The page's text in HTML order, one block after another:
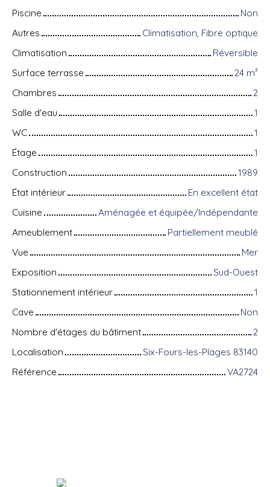
Piscine
Non
Autres
Climatisation, Fibre optique
Climatisation
Réversible
Surface terrasse
24 m²
Chambres
2
Salle d'eau
1
WC
1
Étage
1
Construction
1989
État intérieur
En excellent état
Cuisine
Aménagée et équipée/Indépendante
Ameublement
Partiellement meublé
Vue
Mer
Exposition
Sud-Ouest
Stationnement intérieur
1
Cave
Non
Nombre d'étages du bâtiment
2
Localisation
Six-Fours-les-Plages 83140
Référence
VA2724